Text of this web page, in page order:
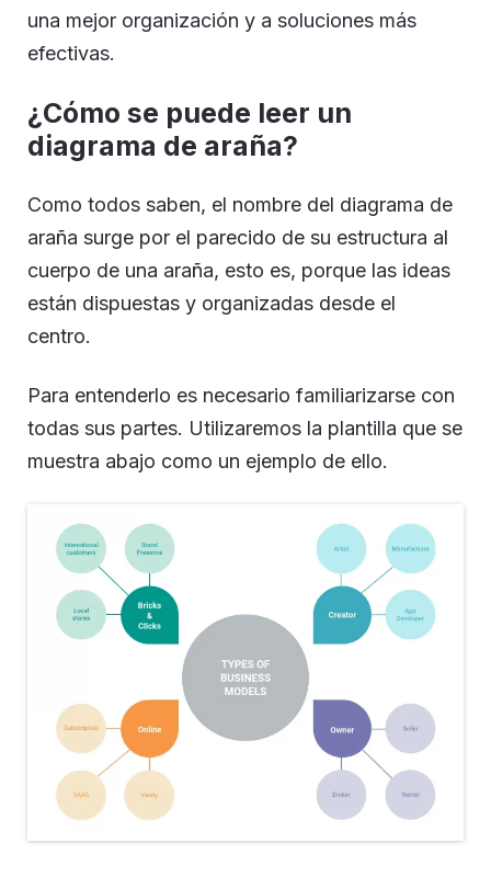
una mejor organización y a soluciones más
efectivas.
¿Cómo se puede leer un
diagrama de araña?
Como todos saben, el nombre del diagrama de
araña surge por el parecido de su estructura al
cuerpo de una araña, esto es, porque las ideas
están dispuestas y organizadas desde el
centro.
Para entenderlo es necesario familiarizarse con
todas sus partes. Utilizaremos la plantilla que se
muestra abajo como un ejemplo de ello.